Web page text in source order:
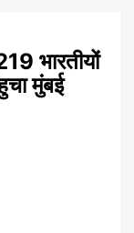
भारतीयों
मुंबई